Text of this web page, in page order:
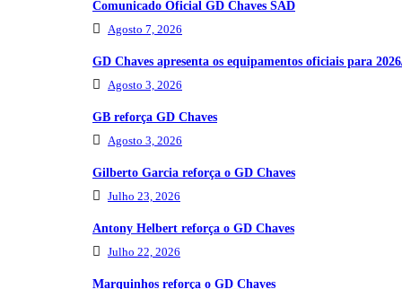
Comunicado Oficial GD Chaves SAD
Agosto 7, 2026
GD Chaves apresenta os equipamentos oficiais para
Agosto 3, 2026
GB reforça GD Chaves
Agosto 3, 2026
Gilberto Garcia reforça o GD Chaves
Julho 23, 2026
Antony Helbert reforça o GD Chaves
Julho 22, 2026
Marquinhos reforça o GD Chaves